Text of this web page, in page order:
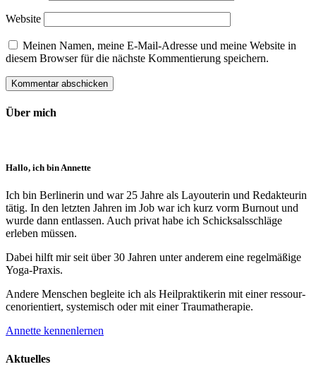
Website
Meinen Namen, meine E-Mail-Adresse und meine Website in
diesem Browser für die nächste Kommentierung speichern.
Über mich
Hallo, ich bin Annette
Ich bin Berlinerin und war 25 Jahre als Layouterin und Redak­teurin
tätig. In den letzten Jahren im Job war ich kurz vorm Burnout und
wurde dann ent­lassen. Auch privat habe ich Schick­sals­schläge
erleben müssen.
Dabei hilft mir seit über 30 Jahren unter anderem eine regelmäßige
Yoga-Praxis.
Andere Menschen begleite ich als Heil­prakti­kerin mit einer ressour­
cenorien­tiert, systemisch oder mit einer Trauma­therapie.
Annette kennenlernen
Aktuelles